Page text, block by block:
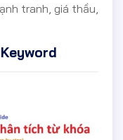
tranh, giá thầu,